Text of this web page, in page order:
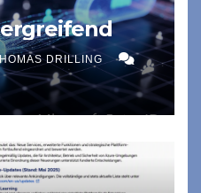
DRILLING